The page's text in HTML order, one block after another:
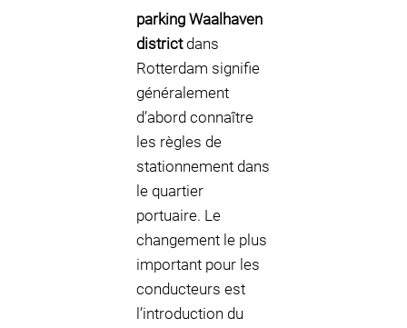
parking Waalhaven
districtdans
Rotterdam signifie
généralement
d’abord connaître
les règles de
stationnement dans
le quartier
portuaire. Le
changement le plus
important pour les
conducteurs est
l’introduction du